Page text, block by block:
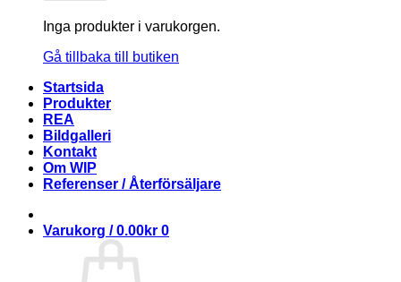
Inga produkter i varukorgen.
Gå tillbaka till butiken
Startsida
Produkter
REA
Bildgalleri
Kontakt
Om WIP
Referenser / Återförsäljare
Varukorg /0.00kr 0